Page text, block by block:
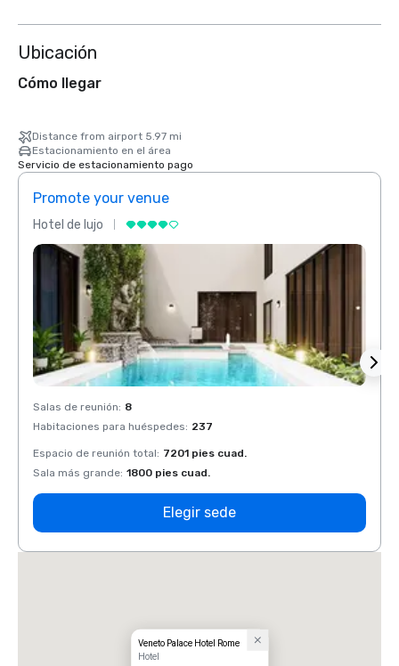
Ubicación
Cómo llegar
Distance from airport 5.97 mi
Estacionamiento en el área
Servicio de estacionamiento pago
Promote your venue
Hotel de lujo
Salas de reunión: 8
Habitaciones para huéspedes: 237
Espacio de reunión total: 7201 pies cuad.
Sala más grande: 1800 pies cuad.
Elegir sede
Veneto Palace Hotel Rome
Hotel